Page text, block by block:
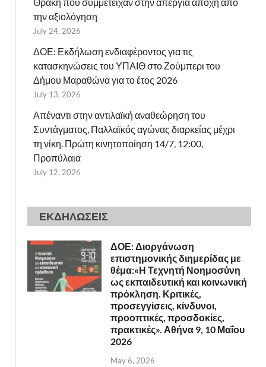
την αξιολόγηση
July 24, 2026
ΔΟΕ: Εκδήλωση ενδιαφέροντος για τις
κατασκηνώσεις του ΥΠΑΙΘ στο Ζούμπερι του
Δήμου Μαραθώνα για το έτος 2026
July 13, 2026
Απέναντι στην αντιλαϊκή αναθεώρηση του
Συντάγματος, Παλλαϊκός αγώνας διαρκείας μέχρι
τη νίκη. Πρώτη κινητοποίηση 14/7, 12:00,
Προπύλαια
July 12, 2026
ΕΚΔΗΛΩΣΕΙΣ
ΔΟΕ: Διοργάνωση
επιστημονικής διημερίδας με
θέμα:«Η Τεχνητή Νοημοσύνη
ως εκπαιδευτική και κοινωνική
πρόκληση. Κριτικές,
προσεγγίσεις, κίνδυνοι,
προοπτικές, προσδοκίες,
πρακτικές». Αθήνα 9, 10 Μαΐου
2026
May 6, 2026